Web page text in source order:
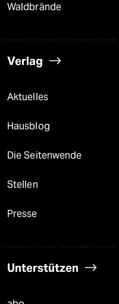
Waldbrände
Verlag
Aktuelles
Hausblog
Die Seitenwende
Stellen
Presse
Unterstützen